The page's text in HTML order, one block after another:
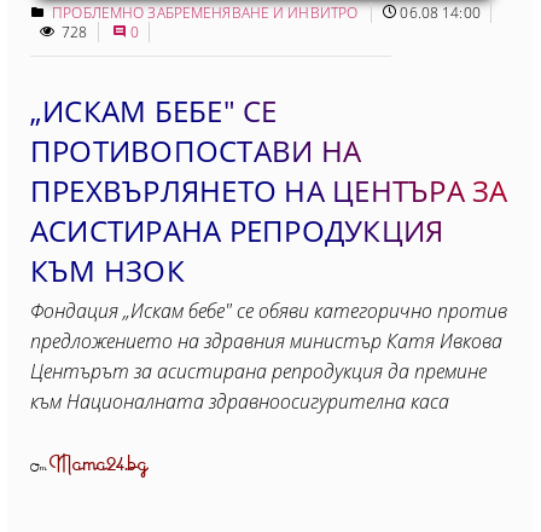
ПРОБЛЕМНО ЗАБРЕМЕНЯВАНЕ И ИНВИТРО
06.08 14:00
728
0
„ИСКАМ БЕБЕ" СЕ
ПРОТИВОПОСТАВИ НА
ПРЕХВЪРЛЯНЕТО НА ЦЕНТЪРА ЗА
АСИСТИРАНА РЕПРОДУКЦИЯ
КЪМ НЗОК
Фондация „Искам бебе" се обяви категорично против
предложението на здравния министър Катя Ивкова
Центърът за асистирана репродукция да премине
към Националната здравноосигурителна каса
ОтMama24.bg